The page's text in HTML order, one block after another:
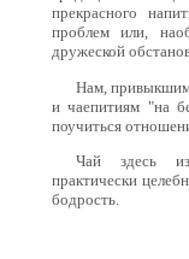
прекрасного
проблем или,
дружеской
Нам,
и чаепитиям "на
поучиться
Чай здесь
практически
бодрость.